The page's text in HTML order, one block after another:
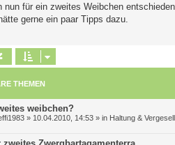
nun für ein zweites Weibchen
gerne ein paar Tipps dazu.
THEMEN
weibchen?
» 10.04.2010, 14:53 » in Haltung &